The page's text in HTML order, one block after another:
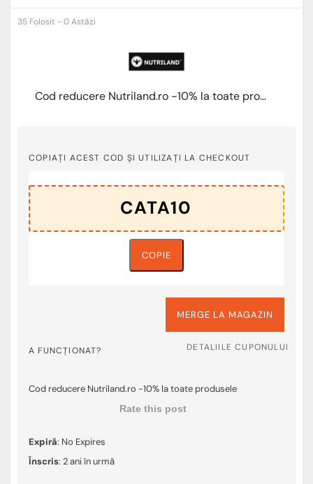
35 Folosit - 0 Astăzi
Cod reducere Nutriland.ro -10% la toate produsele
COPIAȚI ACEST COD ȘI UTILIZAȚI LA CHECKOUT
COPIE
MERGE LA MAGAZIN
A FUNCȚIONAT? DETALIILE CUPONULUI
Cod reducere Nutriland.ro -10% la toate produsele
Rate this post
Expiră: No Expires
Înscris: 2 ani în urmă